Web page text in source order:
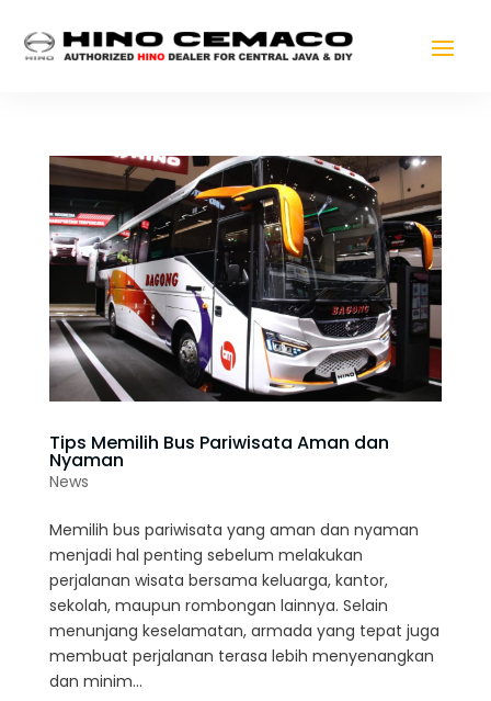
Tips Memilih Bus Pariwisata Aman dan
Nyaman
News
Memilih bus pariwisata yang aman dan nyaman
menjadi hal penting sebelum melakukan
perjalanan wisata bersama keluarga, kantor,
sekolah, maupun rombongan lainnya. Selain
menunjang keselamatan, armada yang tepat juga
membuat perjalanan terasa lebih menyenangkan
dan minim...